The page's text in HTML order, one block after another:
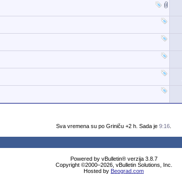
Sva vremena su po Griniču +2 h. Sada je 9:16.
Powered by vBulletin® verzija 3.8.7
Copyright ©2000–2026, vBulletin Solutions, Inc.
Hosted by Beograd.com